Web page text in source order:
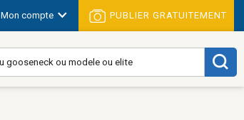
Mon compte PUBLIER GRATUITEMENT